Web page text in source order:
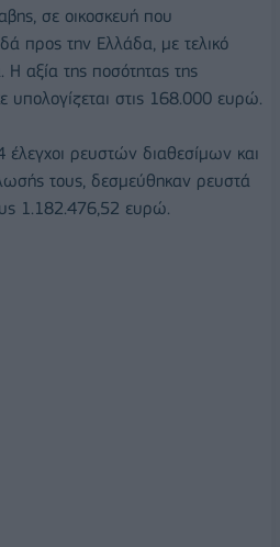
σε οικοσκευή που
προς την Ελλάδα, με τελικό
αξία της ποσότητας της
υπολογίζεται στις 168.000 ευρώ.
ρευστών διαθεσίμων και
τους, δεσμεύθηκαν ρευστά
1.182.476,52 ευρώ.